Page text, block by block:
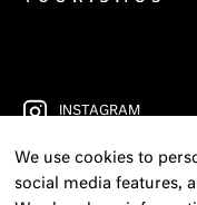
INSTAGRAM
FACEBOOK
We use cookies to
social media features,